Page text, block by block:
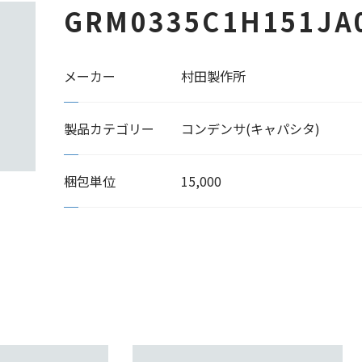
メーカー 村田製作所
製品カテゴリー コンデンサ(キャパシタ)
梱包単位 15,000